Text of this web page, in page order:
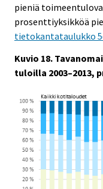
pieniä
prosenttiyksikköä
tietokantataulukko
Kuvio 18.
tuloilla